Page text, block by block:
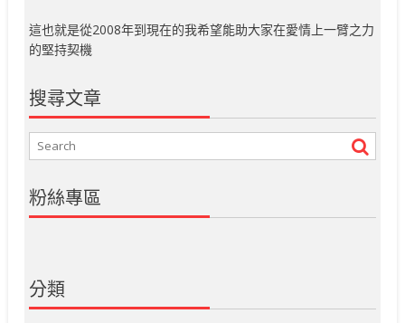
這也就是從2008年到現在的我希望能助大家在愛情上一臂之力
的堅持契機
搜尋文章
粉絲專區
分類